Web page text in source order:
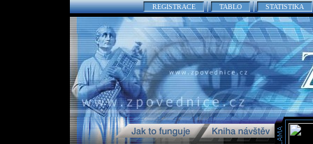
REGISTRACE TABLO STATISTIKA